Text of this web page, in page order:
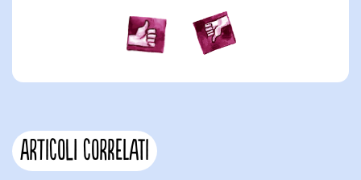
Articoli correlati